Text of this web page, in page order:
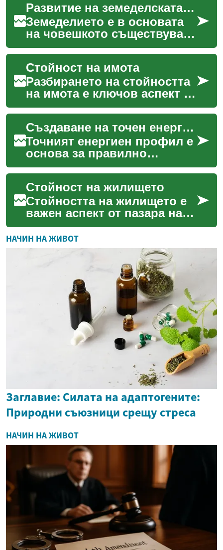
Развитие на земеделската техника
Земеделието е в основата
на човешкото съществуване
от хилядолетия, като
постоянно се стреми към
по-ефективни методи з...
Стойност на имота
Разбирането на стойността
на имота е ключов аспект за
всеки, който участва в
пазара на недвижими
имоти. Независимо да...
Създаване на точен енергиен профил за ефективно планиране на инсталация
Точният енергиен профил е
основа за правилно
планиране на всяка
слънчева инсталация,
включваща панели, батерии
и инве...
Стойност на жилището
Стойността на жилището е
важен аспект от пазара на
недвижими имоти, който
влияе върху решенията на
купувачи, продавач...
НАЧИН НА ЖИВОТ
Заглавие: Силата на адаптогените:
Природни съюзници срещу стреса
НАЧИН НА ЖИВОТ